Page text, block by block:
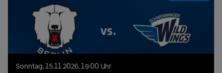
Sonntag,15.11.2026,19:00 Uhr